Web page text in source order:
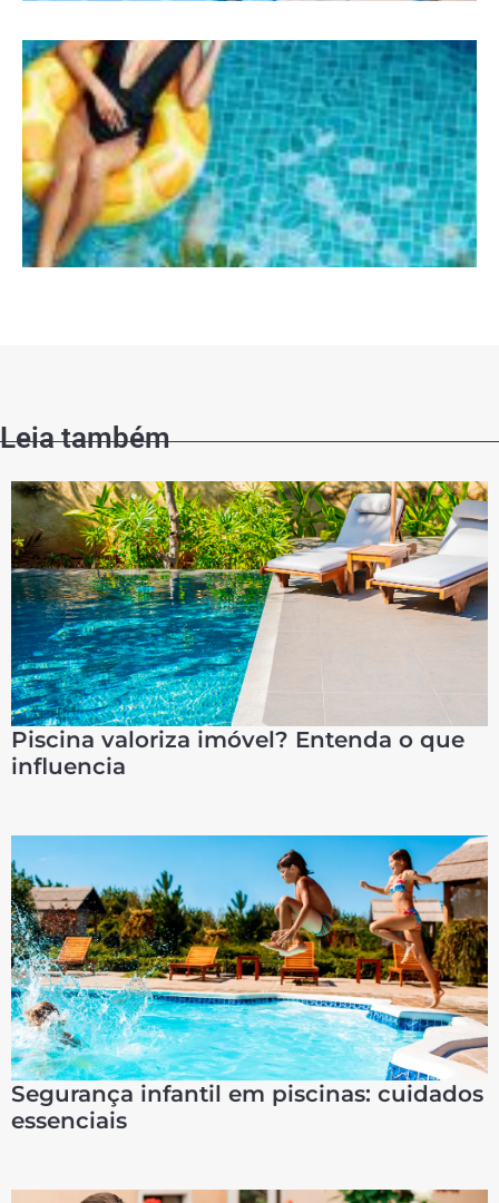
Leia também
Piscina valoriza imóvel? Entenda o que
influencia
Segurança infantil em piscinas: cuidados
essenciais